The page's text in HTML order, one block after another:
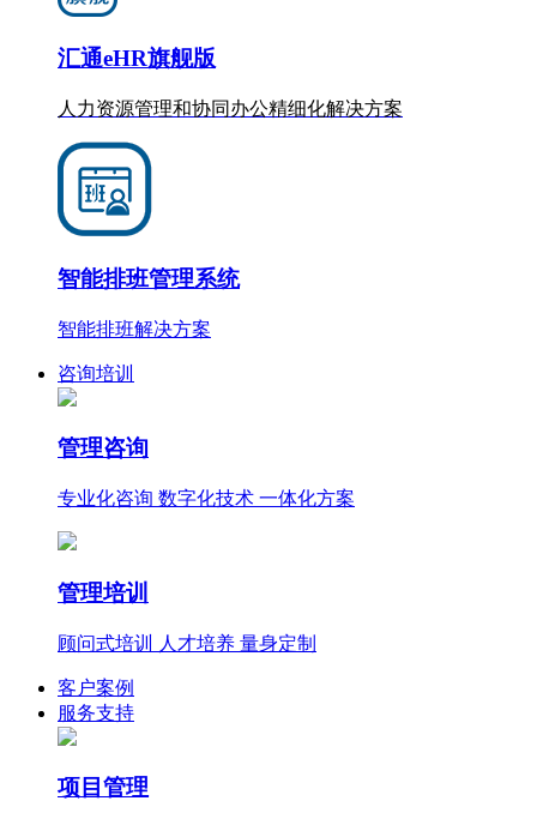
汇通eHR旗舰版
人力资源管理和协同办公精细化解决方案
智能排班管理系统
智能排班解决方案
咨询培训
管理咨询
专业化咨询 数字化技术 一体化方案
管理培训
顾问式培训 人才培养 量身定制
客户案例
服务支持
项目管理